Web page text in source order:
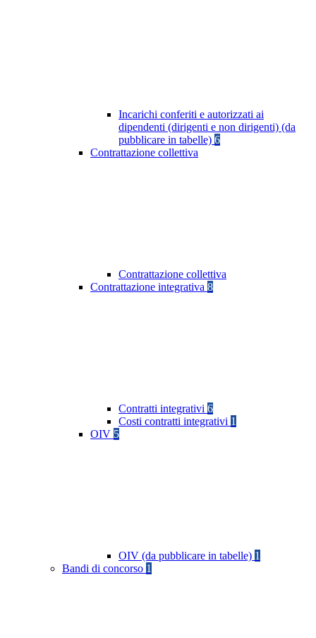
Incarichi conferiti e autorizzati ai
dipendenti (dirigenti e non dirigenti) (da
pubblicare in tabelle) 6
Contrattazione collettiva
Contrattazione collettiva
Contrattazione integrativa 8
Contratti integrativi 6
Costi contratti integrativi 1
OIV 5
OIV (da pubblicare in tabelle) 1
Bandi di concorso 1